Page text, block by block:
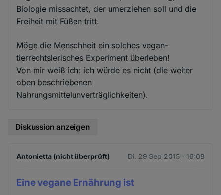
Biologie missachtet, der umerziehen soll und die
Freiheit mit Füßen tritt.
Möge die Menschheit ein solches vegan-
tierrechtslerisches Experiment überleben!
Von mir weiß ich: ich würde es nicht (die weiter
oben beschriebenen
Nahrungsmittelunverträglichkeiten).
Diskussion anzeigen
Antonietta (nicht überprüft) Di. 29 Sep 2015 - 16:08
Eine vegane Ernährung ist